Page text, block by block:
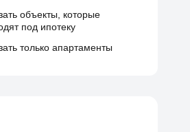
объекты, которые
под ипотеку
только апартаменты